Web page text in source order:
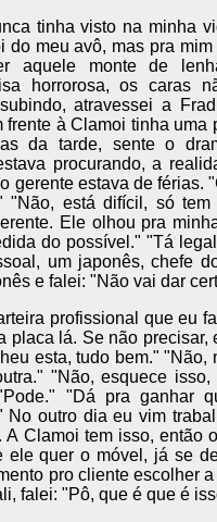
tinha visto na minha
do meu avô, mas pra
aquele monte de
horrorosa, os caras
atravessei a
à Clamoi tinha uma
da tarde, sente o
procurando, a
gerente estava de férias.
está difícil, só tem
Ele olhou pra
do possível." "Tá
um japonês, chefe
e falei: "Não vai dar
profissional que eu
placa lá. Se não precisar,
esta, tudo bem." "Não,
"Não, esquece
"Dá pra ganhar
outro dia eu vim
Clamoi tem isso, então
quer o móvel, já se
pro cliente escolher
falei: "Pô, que é que é